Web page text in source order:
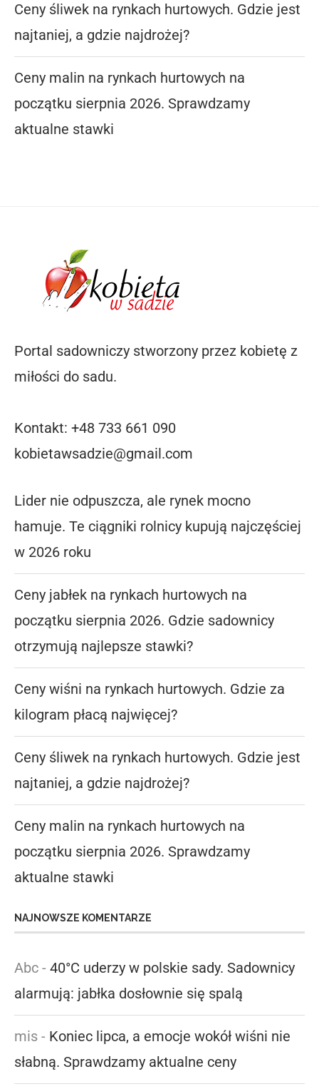
Ceny śliwek na rynkach hurtowych. Gdzie jest
najtaniej, a gdzie najdrożej?
Ceny malin na rynkach hurtowych na
początku sierpnia 2026. Sprawdzamy
aktualne stawki
Portal sadowniczy stworzony przez kobietę z
miłości do sadu.
Kontakt: +48 733 661 090
kobietawsadzie@gmail.com
Lider nie odpuszcza, ale rynek mocno
hamuje. Te ciągniki rolnicy kupują najczęściej
w 2026 roku
Ceny jabłek na rynkach hurtowych na
początku sierpnia 2026. Gdzie sadownicy
otrzymują najlepsze stawki?
Ceny wiśni na rynkach hurtowych. Gdzie za
kilogram płacą najwięcej?
Ceny śliwek na rynkach hurtowych. Gdzie jest
najtaniej, a gdzie najdrożej?
Ceny malin na rynkach hurtowych na
początku sierpnia 2026. Sprawdzamy
aktualne stawki
NAJNOWSZE KOMENTARZE
Abc - 40°C uderzy w polskie sady. Sadownicy
alarmują: jabłka dosłownie się spalą
mis - Koniec lipca, a emocje wokół wiśni nie
słabną. Sprawdzamy aktualne ceny